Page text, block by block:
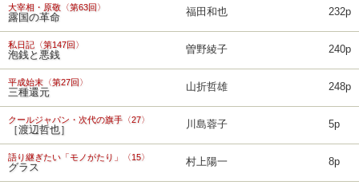
大宰相・原敬〈第63回〉
露国の革命 福田和也 232p
私日記〈第147回〉
泡銭と悪銭 曽野綾子 240p
平成始末〈第27回〉
三種還元 山折哲雄 248p
クールジャパン・次代の旗手〈27〉
［渡辺哲也］ 川島蓉子 5p
語り継ぎたい「モノがたり」〈15〉
グラス 村上陽一 8p